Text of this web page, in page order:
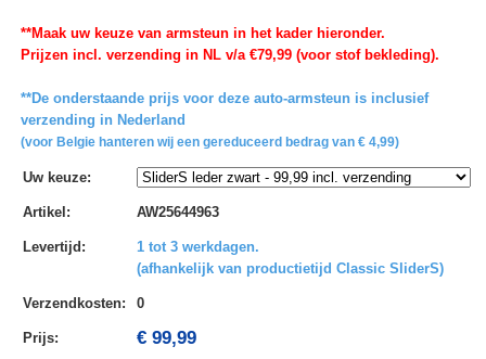
**Maak uw keuze van armsteun in het kader hieronder.
Prijzen incl. verzending in NL v/a €79,99 (voor stof bekleding).
**De onderstaande prijs voor deze auto-armsteun is inclusief
verzending in Nederland
(voor Belgie hanteren wij een gereduceerd bedrag van € 4,99)
Uw keuze:
Artikel : AW25644963
Levertijd :
1 tot 3 werkdagen.
(afhankelijk van productietijd Classic SliderS)
Verzendkosten: 0
Prijs: € 99,99